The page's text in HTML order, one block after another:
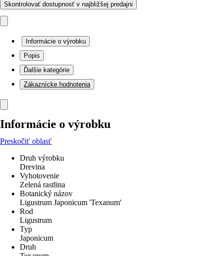
Skontrolovať dostupnosť v najbližšej predajni
Informácie o výrobku
Popis
Ďalšie kategórie
Zákaznícke hodnotenia
Informácie o výrobku
Preskočiť oblasť
Druh výrobku
Drevina
Vyhotovenie
Zelená rastlina
Botanický názov
Ligustrum Japonicum 'Texanum'
Rod
Ligustrum
Typ
Japonicum
Druh